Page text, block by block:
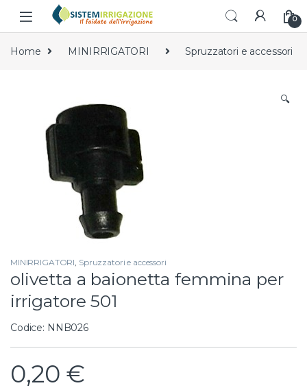
Skip to navigation
Skip to content
0
Home MINIRRIGATORI Spruzzatori e accessori
🔍
MINIRRIGATORI, Spruzzatori e accessori
olivetta a baionetta femmina per
irrigatore 501
Codice: NNB026
0,20 €